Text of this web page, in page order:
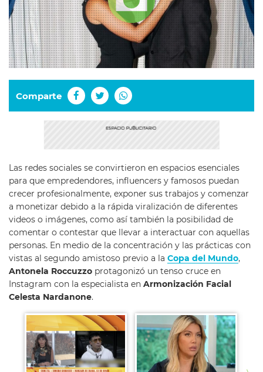
Comparte
Las redes sociales se convirtieron en espacios esenciales
para que empredendores, influencers y famosos puedan
crecer profesionalmente, exponer sus trabajos y comenzar
a monetizar debido a la rápida viralización de diferentes
videos o imágenes, como así también la posibilidad de
comentar o contestar que llevar a interactuar con aquellas
personas. En medio de la concentración y las prácticas con
vistas al segundo amistoso previo a la Copa del Mundo,
Antonela Roccuzzo protagonizó un tenso cruce en
Instagram con la especialista en Armonización Facial
Celesta Nardanone.